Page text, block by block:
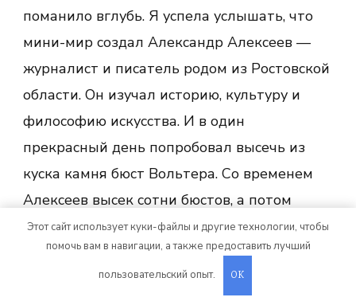
поманило вглубь. Я успела услышать, что
мини-мир создал Александр Алексеев —
журналист и писатель родом из Ростовской
области. Он изучал историю, культуру и
философию искусства. И в один
прекрасный день попробовал высечь из
куска камня бюст Вольтера. Со временем
Алексеев высек сотни бюстов, а потом
задумал построить галерею цивилизаций.
Идея концепции в сосредоточении в одном
месте всего, что в историческом контексте
Этот сайт использует куки-файлы и другие технологии, чтобы
помочь вам в навигации, а также предоставить лучший
пользовательский опыт.
OK